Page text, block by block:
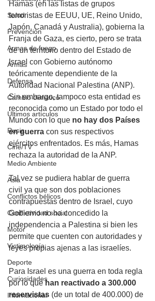
Salud
Prevención
Armas de fuego
Armas
Defensa
Cambio climático
Últimos artículos
Rusia
Cine/TV
Medio Ambiente
Asia
Conflictos bélicos
Conflictividad social
Motor
Victimología
Deporte
Curiosidades
Internacional
Hamas (en las listas de grupos
terroristas de EEUU, UE, Reino Unido,
Japón, Canadá y Australia), gobierna la
Franja de Gaza, es cierto, pero se trata
de un territorio dentro del Estado de
Israel con Gobierno autónomo
teóricamente dependiente de la
Autoridad Nacional Palestina (ANP).
Sin embargo, tampoco esta entidad es
reconocida como un Estado por todo el
Mundo con lo que no hay dos Países
en guerra con sus respectivos
ejércitos enfrentados. Es más, Hamas
rechaza la autoridad de la ANP.
Tal vez se pudiera hablar de guerra
civil ya que son dos poblaciones
contrapuestas dentro de Israel, cuyo
Gobierno no ha concedido la
independencia a Palestina si bien les
permite que cuenten con autoridades y
leyes propias ajenas a las israelíes.
Para Israel es una guerra en toda regla
por lo que han reactivado a 300.000
reservistas (de un total de 400.000) de